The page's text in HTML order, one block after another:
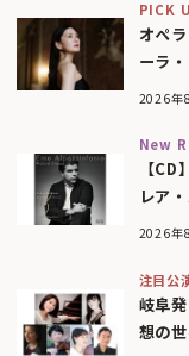
PICK
オペ
ーラ
2026年
New
【
レア
2026年
注目公
岐阜
想の